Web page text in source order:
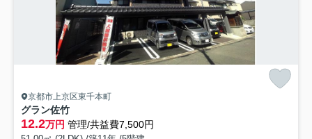
京都市上京区東千本町
グラン佐竹
12.2万円 管理/共益費7,500円